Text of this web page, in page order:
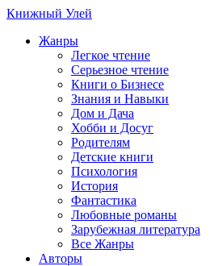
Книжный Улей
Жанры
Легкое чтение
Серьезное чтение
Книги о Бизнесе
Знания и Навыки
Дом и Дача
Хобби и Досуг
Родителям
Детские книги
Психология
История
Фантастика
Любовные романы
Зарубежная литература
Все Жанры
Авторы